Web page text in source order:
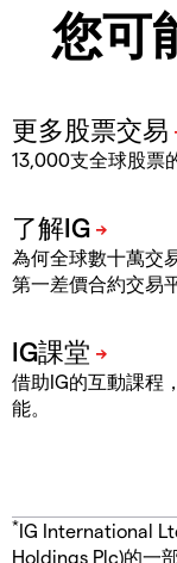
您可
13,000支全球股票
為何全球數十萬交
第一差價合約交易
借助IG的互動課程
能。
*IG International
Holdings Plc)的一